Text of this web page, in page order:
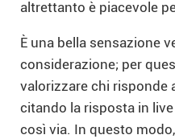
altrettanto è piacevole
È una bella sensazione
considerazione; per
valorizzare chi risponde
citando la risposta in
così via. In questo